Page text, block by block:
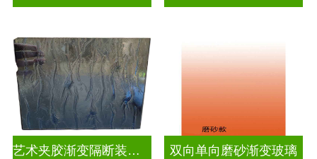
艺术夹胶渐变隔断装饰玻璃 双向单向磨砂渐变玻璃